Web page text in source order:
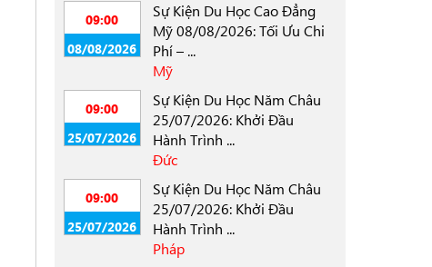
09:00
08/08/2026
Sự Kiện Du Học Cao Đẳng
Mỹ 08/08/2026: Tối Ưu Chi
Phí – ...
Mỹ
09:00
25/07/2026
Sự Kiện Du Học Năm Châu
25/07/2026: Khởi Đầu
Hành Trình ...
Đức
09:00
25/07/2026
Sự Kiện Du Học Năm Châu
25/07/2026: Khởi Đầu
Hành Trình ...
Pháp